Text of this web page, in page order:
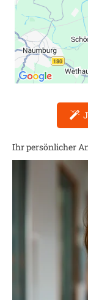
Ihr persönlicher